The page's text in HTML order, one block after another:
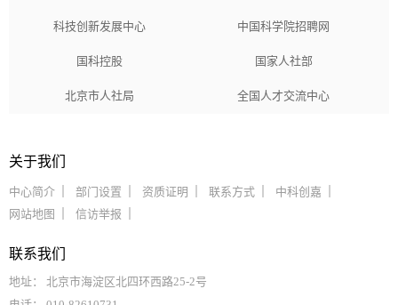
科技创新发展中心 中国科学院招聘网
国科控股 国家人社部
北京市人社局 全国人才交流中心
关于我们
中心简介 部门设置 资质证明 联系方式
中科创嘉
网站地图
信访举报
联系我们
地址： 北京市海淀区北四环西路25-2号